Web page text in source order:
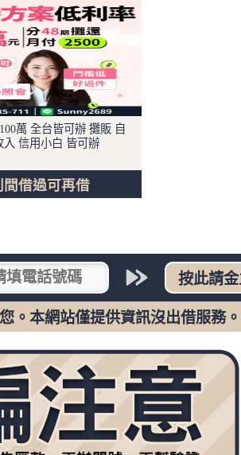
萬 全台皆可辦 攤販 自
入 信用小白 皆可辦
間借過可再借
。本網站僅提供資訊沒出借服務。